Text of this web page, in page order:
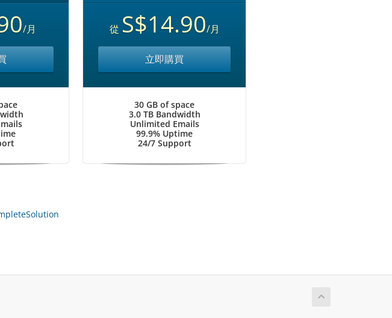
/月 從 S$14.90/月
立即購買
30 GB of space
3.0 TB Bandwidth
Unlimited Emails
99.9% Uptime
24/7 Support